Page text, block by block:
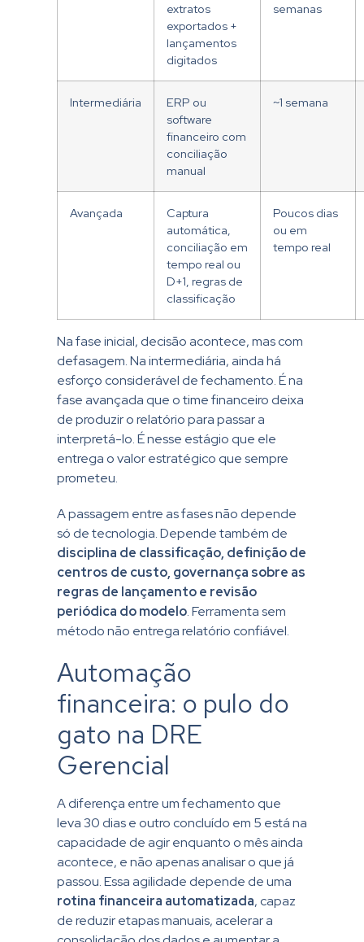
extratos
exportados +
lançamentos
digitados
semanas
Intermediária
ERP ou
software
financeiro com
conciliação
manual
~1 semana
Avançada
Captura
automática,
conciliação em
tempo real ou
D+1, regras de
classificação
Poucos dias
ou em
tempo real
Na fase inicial, decisão acontece, mas com
defasagem. Na intermediária, ainda há
esforço considerável de fechamento. É na
fase avançada que o time financeiro deixa
de produzir o relatório para passar a
interpretá-lo. É nesse estágio que ele
entrega o valor estratégico que sempre
prometeu.
A passagem entre as fases não depende
só de tecnologia. Depende também de
disciplina de classificação, definição de
centros de custo, governança sobre as
regras de lançamento e revisão
periódica do modelo. Ferramenta sem
método não entrega relatório confiável.
Automação
financeira: o pulo do
gato na DRE
Gerencial
A diferença entre um fechamento que
leva 30 dias e outro concluído em 5 está na
capacidade de agir enquanto o mês ainda
acontece, e não apenas analisar o que já
passou. Essa agilidade depende de uma
rotina financeira automatizada, capaz
de reduzir etapas manuais, acelerar a